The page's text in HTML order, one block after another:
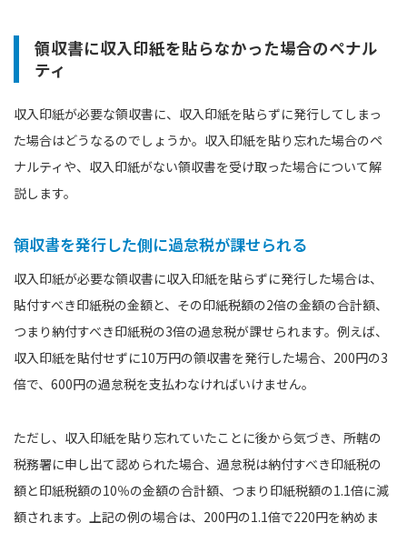
領収書に収入印紙を貼らなかった場合のペナル
ティ
収入印紙が必要な領収書に、収入印紙を貼らずに発行してしまっ
た場合はどうなるのでしょうか。収入印紙を貼り忘れた場合のペ
ナルティや、収入印紙がない領収書を受け取った場合について解
説します。
領収書を発行した側に過怠税が課せられる
収入印紙が必要な領収書に収入印紙を貼らずに発行した場合は、
貼付すべき印紙税の金額と、その印紙税額の2倍の金額の合計額、
つまり納付すべき印紙税の3倍の過怠税が課せられます。例えば、
収入印紙を貼付せずに10万円の領収書を発行した場合、200円の3
倍で、600円の過怠税を支払わなければいけません。
ただし、収入印紙を貼り忘れていたことに後から気づき、所轄の
税務署に申し出て認められた場合、過怠税は納付すべき印紙税の
額と印紙税額の10％の金額の合計額、つまり印紙税額の1.1倍に減
額されます。上記の例の場合は、200円の1.1倍で220円を納めま